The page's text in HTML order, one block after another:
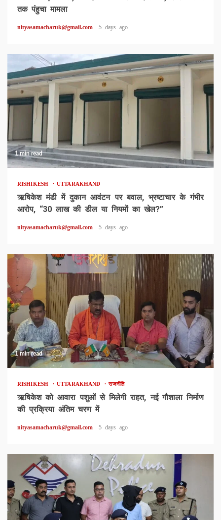
तक पंहुचा मामला
nityasamacharuk@gmail.com 5 days ago
1 min read
RISHIKESH UTTARAKHAND
ऋषिकेश मंडी में दुकान आवंटन पर बवाल, भ्रष्टाचार के गंभीर
आरोप, “30 लाख की डील या नियमों का खेल?”
nityasamacharuk@gmail.com 5 days ago
1 min read
RISHIKESH UTTARAKHAND राजनीति
ऋषिकेश को आवारा पशुओं से मिलेगी राहत, नई गौशाला निर्माण
की प्रक्रिया अंतिम चरण में
nityasamacharuk@gmail.com 5 days ago